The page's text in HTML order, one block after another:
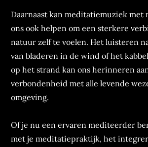
Daarnaast kan meditatiemuziek
ons ook helpen om een sterkere
natuur zelf te voelen. Het luisteren
van bladeren in de wind of het
op het strand kan ons herinneren
verbondenheid met alle levende
omgeving.
Of je nu een ervaren mediteerder
met je meditatiepraktijk, het